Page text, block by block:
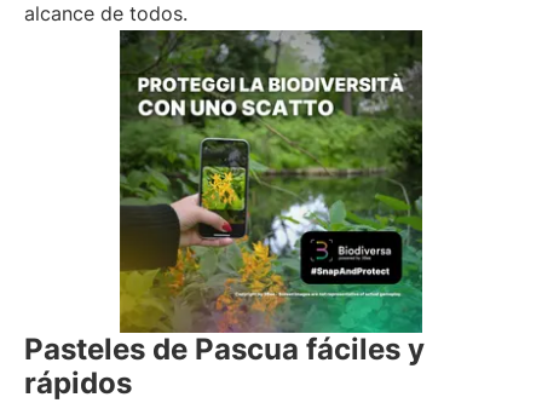
alcance de todos.
Pasteles de Pascua fáciles y
rápidos